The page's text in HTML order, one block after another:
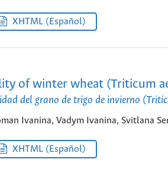
XHTML (Español)
of winter wheat (Triticum
del grano de trigo de invierno
Ivanina, Vadym Ivanina, Svitlana
XHTML (Español)